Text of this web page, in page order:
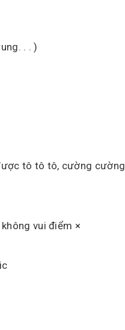
. . )
tô tô tô, cường cường
vui điểm ×